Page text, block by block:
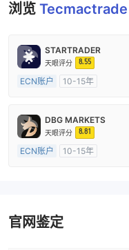
浏览 Tecmactrade
STARTRADER
天眼评分 8.55
ECN账户
10-15年
主标MT4
DBG MARKETS
天眼评分 8.81
ECN账户
10-15年
官网鉴定